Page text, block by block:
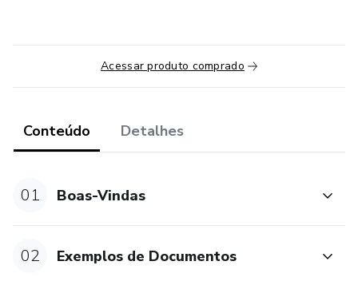
Acessar produto comprado
Conteúdo Detalhes
01 Boas-Vindas
02 Exemplos de Documentos